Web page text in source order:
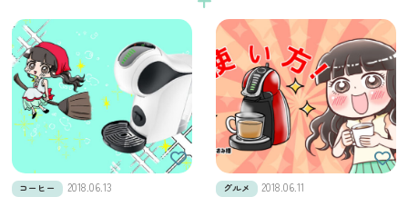
コーヒー 2018.06.13 グルメ 2018.06.11